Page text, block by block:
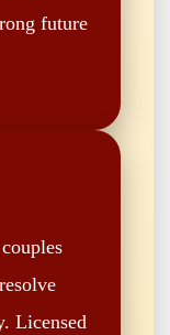
future
Licensed